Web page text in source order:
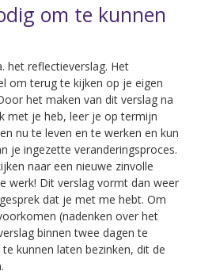
om te kunnen
het reflectieverslag. Het
om terug te kijken op je eigen
het maken van dit verslag na
met je heb, leer je op termijn
nu te leven en te werken en kun
je ingezette veranderingsproces.
naar een nieuwe zinvolle
werk! Dit verslag vormt dan weer
dat je met me hebt. Om
(nadenken over het
binnen twee dagen te
kunnen laten bezinken, dit de